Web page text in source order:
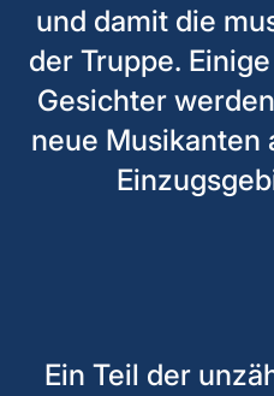
und damit die
der Truppe.
Gesichter
neue Musikanten
Ein Teil der